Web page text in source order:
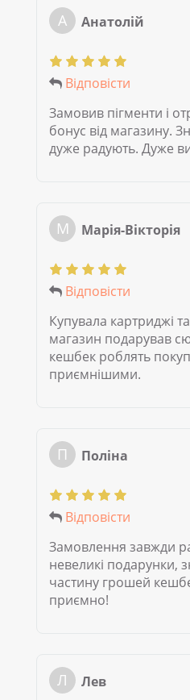
А Анатолій
Відповісти
Замовив пігменти і
бонус від магазину.
дуже радують. Дуже
М Марія-Вікторія
Відповісти
Купувала картриджі
магазин подарував
кешбек роблять
приємнішими.
П Поліна
Відповісти
Замовлення завжди
невеликі подарунки,
частину грошей
приємно!
Л Лев